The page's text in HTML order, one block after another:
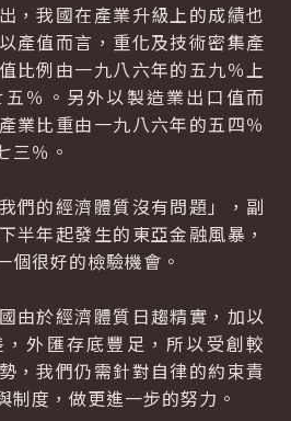
我國在產業升級上的成績也
產值而言，重化及技術密集產
比例由一九八六年的五九％上
％。另外以製造業出口值而
業比重由一九八六年的五四％
三％。
的經濟體質沒有問題」，副
半年起發生的東亞金融風暴，
個很好的檢驗機會。
於經濟體質日趨精實，加以
外匯存底豐足，所以受創較
，我們仍需針對自律的約束責
制度，做更進一步的努力。